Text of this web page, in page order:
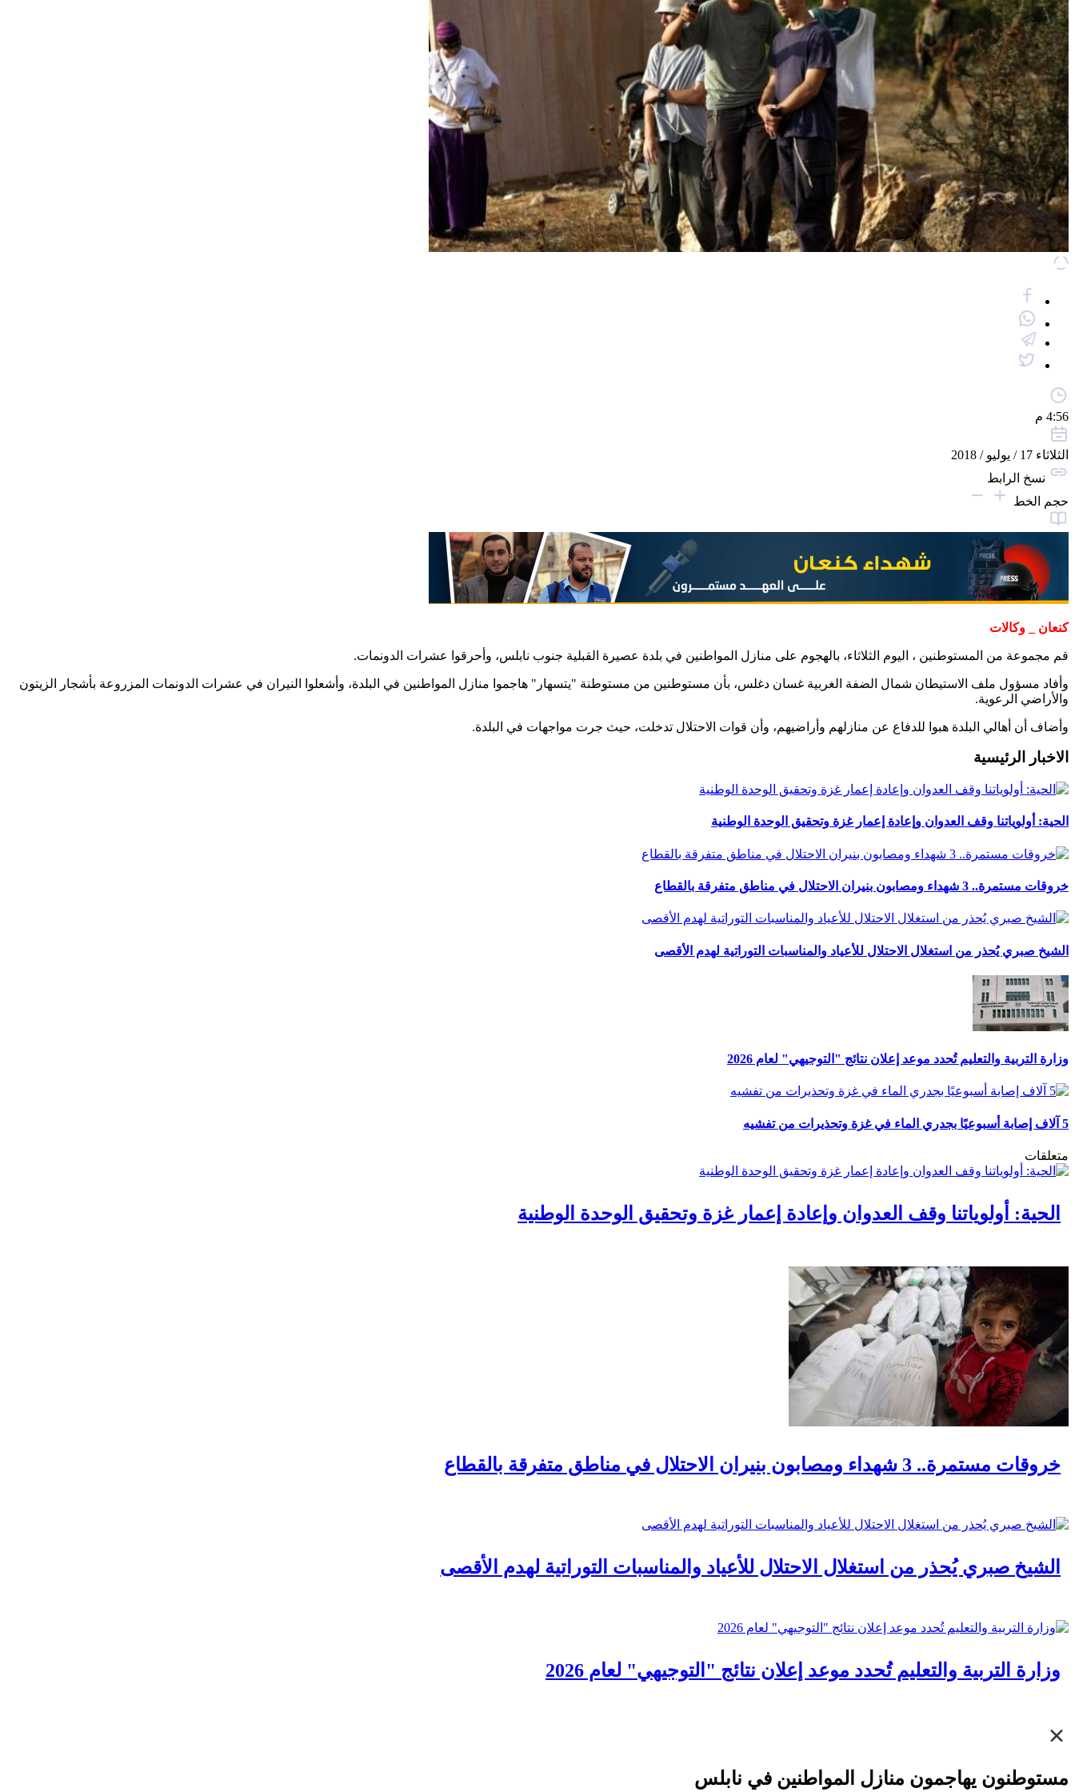
4:56 م
الثلاثاء 17 / يوليو / 2018
نسخ الرابط
حجم الخط
كنعان _ وكالات
قم مجموعة من المستوطنين ، اليوم الثلاثاء، بالهجوم على منازل المواطنين في بلدة عصيرة القبلية جنوب نابلس، وأحرقوا عشرات الدونمات.
وأفاد مسؤول ملف الاستيطان شمال الضفة الغربية غسان دغلس، بأن مستوطنين من مستوطنة "يتسهار" هاجموا منازل المواطنين في البلدة، وأشعلوا النيران في عشرات الدونمات المزروعة بأشجار الزيتون
والأراضي الرعوية.
وأضاف أن أهالي البلدة هبوا للدفاع عن منازلهم وأراضيهم، وأن قوات الاحتلال تدخلت، حيث جرت مواجهات في البلدة.
الاخبار الرئيسية
الحية: أولوياتنا وقف العدوان وإعادة إعمار غزة وتحقيق الوحدة الوطنية
خروقات مستمرة.. 3 شهداء ومصابون بنيران الاحتلال في مناطق متفرقة بالقطاع
الشيخ صبري يُحذر من استغلال الاحتلال للأعياد والمناسبات التوراتية لهدم الأقصى
وزارة التربية والتعليم تُحدد موعد إعلان نتائج "التوجيهي" لعام 2026
5 آلاف إصابة أسبوعيًا بجدري الماء في غزة وتحذيرات من تفشيه
متعلقات
الحية: أولوياتنا وقف العدوان وإعادة إعمار غزة وتحقيق الوحدة الوطنية
خروقات مستمرة.. 3 شهداء ومصابون بنيران الاحتلال في مناطق متفرقة بالقطاع
الشيخ صبري يُحذر من استغلال الاحتلال للأعياد والمناسبات التوراتية لهدم الأقصى
وزارة التربية والتعليم تُحدد موعد إعلان نتائج "التوجيهي" لعام 2026
مستوطنون يهاجمون منازل المواطنين في نابلس